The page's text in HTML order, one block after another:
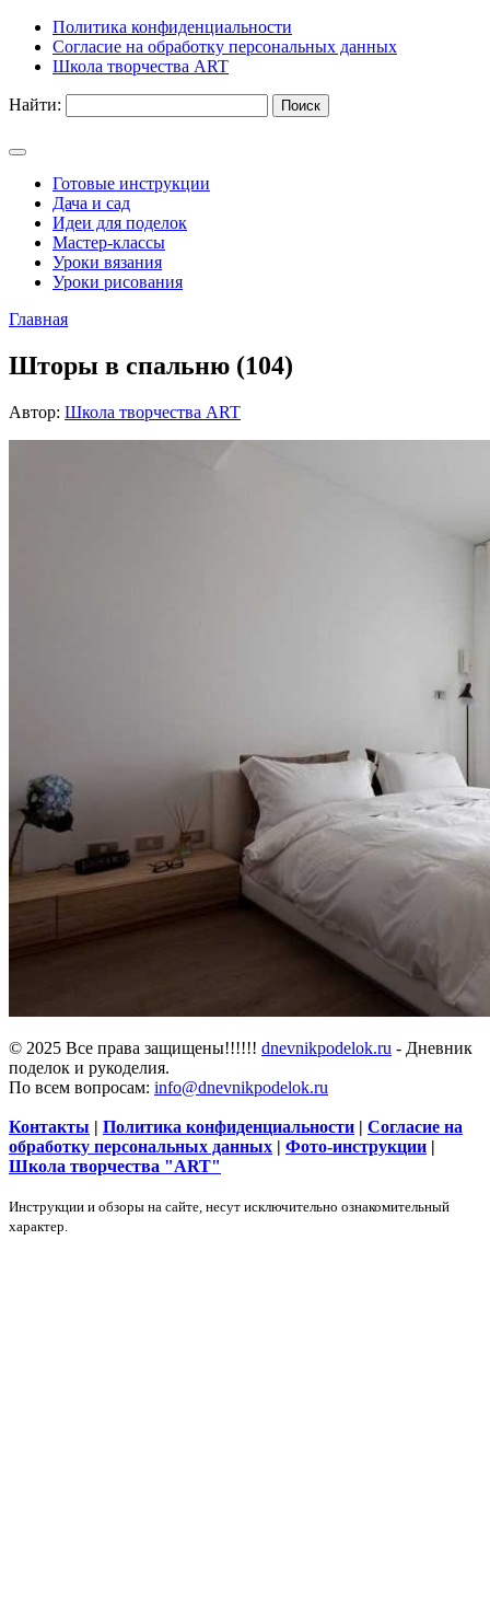
Политика конфиденциальности
Согласие на обработку персональных данных
Школа творчества ART
Найти:
Готовые инструкции
Дача и сад
Идеи для поделок
Мастер-классы
Уроки вязания
Уроки рисования
Главная
Шторы в спальню (104)
Автор: Школа творчества ART
© 2025 Все права защищены!!!!!! dnevnikpodelok.ru - Дневник
поделок и рукоделия.
По всем вопросам: info@dnevnikpodelok.ru
Контакты | Политика конфиденциальности | Согласие на
обработку персональных данных | Фото-инструкции |
Школа творчества "ART"
Инструкции и обзоры на сайте, несут исключительно ознакомительный
характер.